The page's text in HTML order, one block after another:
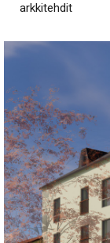
arkkitehdit